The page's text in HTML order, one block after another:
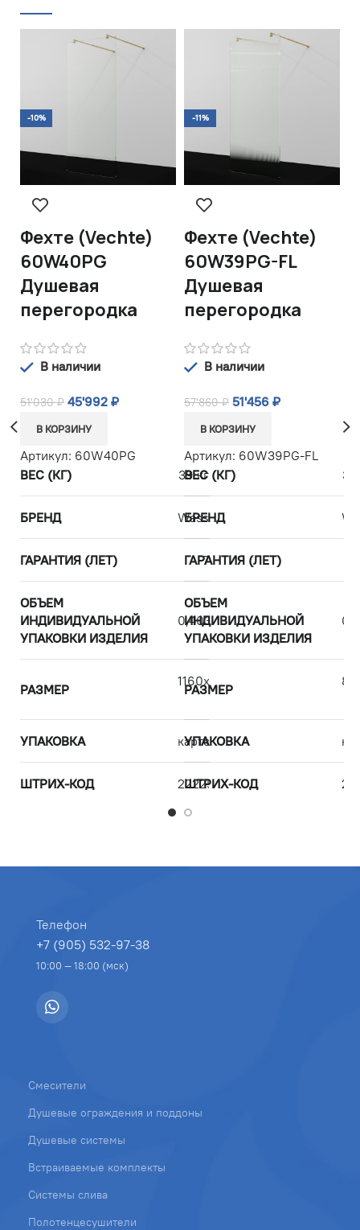
-10%
Фехте (Vechte)
60W40PG
Душевая
перегородка
В наличии
51'030₽ 45'992 ₽
В КОРЗИНУ
Артикул: 60W40PG
ВЕС (КГ)
39 кг
БРЕНД WasserKRAFT
ГАРАНТИЯ (ЛЕТ) 7
ОБЪЕМ
ИНДИВИДУАЛЬНОЙ
УПАКОВКИ ИЗДЕЛИЯ
0,403125
РАЗМЕР
1160х2000х800
УПАКОВКА картон
ШТРИХ-КОД 2222500075878
-11%
Фехте (Vechte)
60W39PG-FL
Душевая
перегородка
В наличии
57'860₽ 51'456 ₽
В КОРЗИНУ
Артикул: 60W39PG-FL
ВЕС (КГ)
39
БРЕНД
ГАРАНТИЯ (ЛЕТ)
ОБЪЕМ
ИНДИВИДУАЛЬНОЙ
УПАКОВКИ ИЗДЕЛИЯ
РАЗМЕР
УПАКОВКА
ШТРИХ-КОД
Смесители
Душевые ограждения и поддоны
Душевые системы
Встраиваемые комплекты
Системы слива
Полотенцесушители
Телефон
+7 (905) 532-97-38
10:00 — 18:00 (мск)